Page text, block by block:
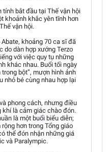
bắt đầu tại Thế vận hội
khoảnh khắc yên tĩnh hơn
vận hội.
Abate, khoảng 70 ca sĩ đã
do dàn hợp xướng Terzo
với việc quy tụ những
khác nhau. Buổi tối ngày
bột”, mượn hình ảnh
nhỏ bé cùng nhau hợp lại
phong cách, nhưng điều
khí là cảm giác chào đón.
là một buổi biểu diễn;
hơn trong Tổng giáo
thể đón nhận những giá
và Paralympic.